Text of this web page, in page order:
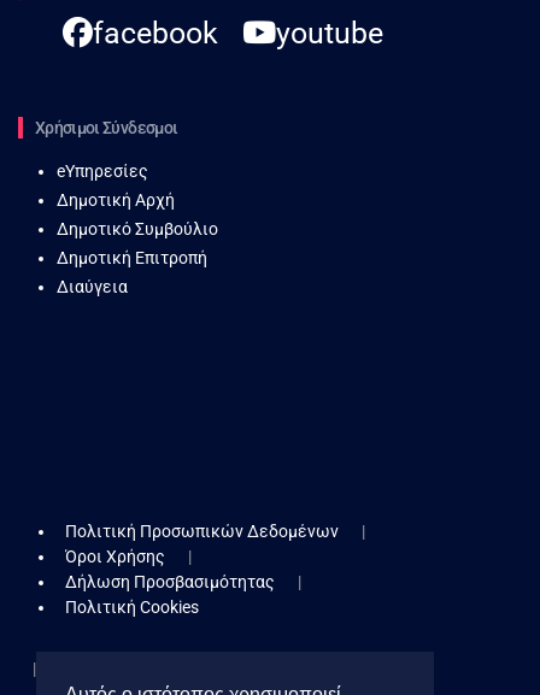
facebook youtube
Χρήσιμοι Σύνδεσμοι
eΥπηρεσίες
Δημοτική Αρχή
Δημοτικό Συμβούλιο
Δημοτική Επιτροπή
Διαύγεια
Πολιτική Προσωπικών Δεδομένων
Όροι Χρήσης
Δήλωση Προσβασιμότητας
Πολιτική Cookies